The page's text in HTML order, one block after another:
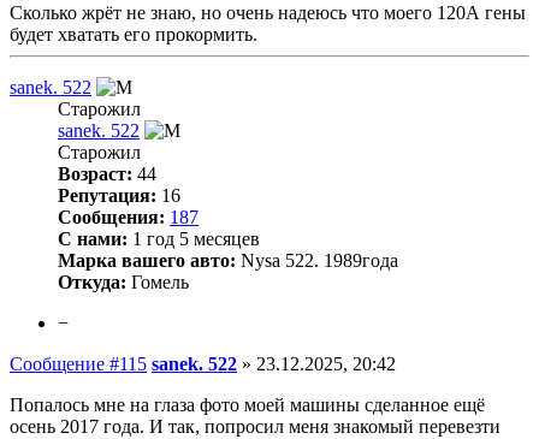
Сколько жрёт не знаю, но очень надеюсь что моего 120А гены
будет хватать его прокормить.
sanek. 522
Старожил
sanek. 522
Старожил
Возраст: 44
Репутация: 16
Сообщения: 187
С нами: 1 год 5 месяцев
Марка вашего авто: Nysa 522. 1989года
Откуда: Гомель
−
Сообщение #115 sanek. 522 » 23.12.2025, 20:42
Попалось мне на глаза фото моей машины сделанное ещё
осень 2017 года. И так, попросил меня знакомый перевезти